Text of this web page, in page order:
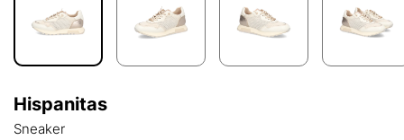
Hispanitas
Sneaker